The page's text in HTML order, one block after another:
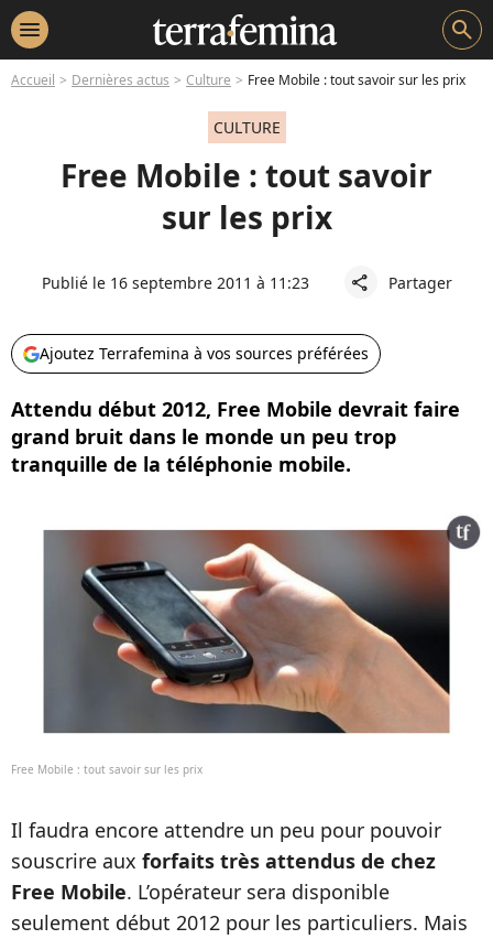
menu search
Accueil Dernières actus Culture Free Mobile : tout savoir sur les prix
CULTURE
Free Mobile : tout savoir
sur les prix
Publié le 16 septembre 2011 à 11:23 share Partager
Ajoutez Terrafemina à vos sources préférées
Attendu début 2012, Free Mobile devrait faire
grand bruit dans le monde un peu trop
tranquille de la téléphonie mobile.
Free Mobile : tout savoir sur les prix
Il faudra encore attendre un peu pour pouvoir
souscrire aux forfaits très attendus de chez
Free Mobile. L’opérateur sera disponible
seulement début 2012 pour les particuliers. Mais